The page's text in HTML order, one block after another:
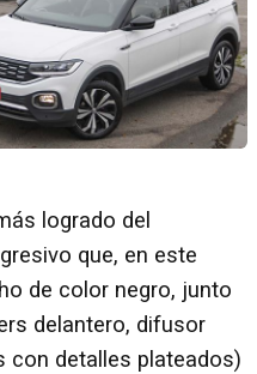
logrado del
que, en este
de color negro, junto
delantero, difusor
con detalles plateados)